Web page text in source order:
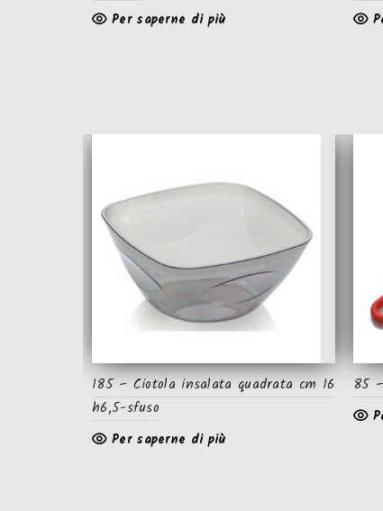
Per saperne di più
185 – Ciotola insalata quadrata cm 16
h6,5-sfuso
Per saperne di più
85